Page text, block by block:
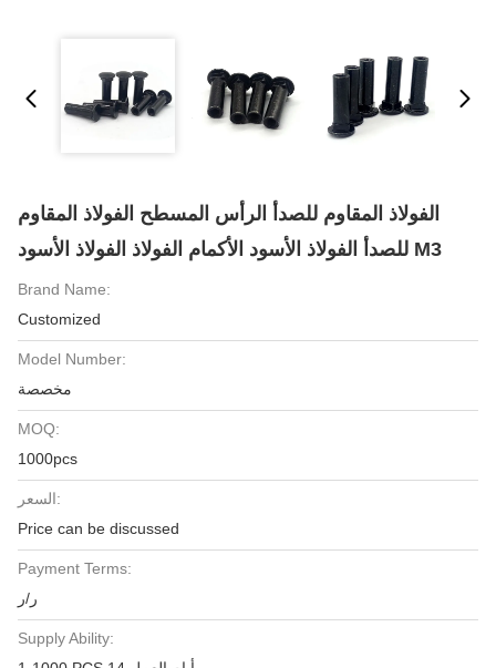
الفولاذ المقاوم للصدأ الرأس المسطح الفولاذ المقاوم
للصدأ الفولاذ الأسود الأكمام الفولاذ الفولاذ الأسود M3
Brand Name:
Customized
Model Number:
مخصصة
MOQ:
1000pcs
السعر:
Price can be discussed
Payment Terms:
ر/ر
Supply Ability: